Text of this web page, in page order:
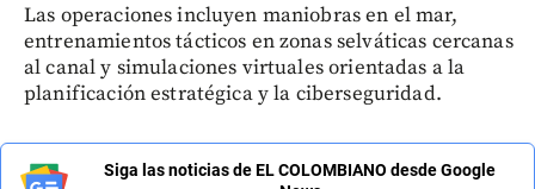
Las operaciones incluyen maniobras en el mar,
entrenamientos tácticos en zonas selváticas cercanas
al canal y simulaciones virtuales orientadas a la
planificación estratégica y la ciberseguridad.
Siga las noticias de EL COLOMBIANO desde Google